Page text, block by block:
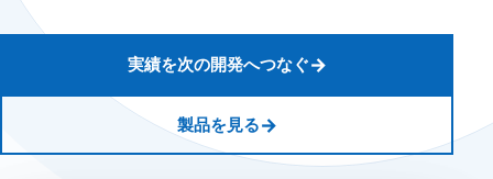
実績を次の開発へつなぐ
製品を見る